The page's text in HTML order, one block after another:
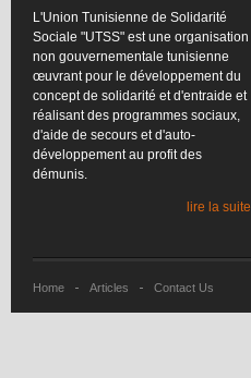
L'Union Tunisienne de Solidarité
Sociale "UTSS" est une organisation
non gouvernementale tunisienne
œuvrantpour le développementdu
concept de solidarité etd'entraide et
réalisantdes programmes sociaux,
d'aide de secours etd'auto-
développementau profit des
démunis.
lire la suite
Home Articles Contact Us